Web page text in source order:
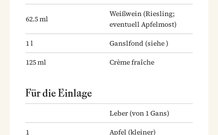
62.5ml
Weißwein (Riesling;
eventuell Apfelmost)
1l Ganslfond (siehe )
125ml Crème fraîche
Für die Einlage
Leber (von 1 Gans)
1
Apfel (kleiner)